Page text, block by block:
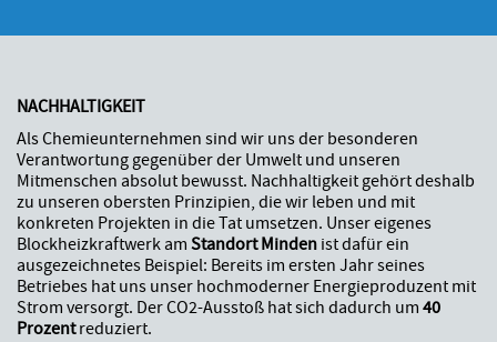
NACHHALTIGKEIT
Als Chemieunternehmen sind wir uns der besonderen
Verantwortung gegenüber der Umwelt und unseren
Mitmenschen absolut bewusst. Nachhaltigkeit gehört deshalb
zu unseren obersten Prinzipien, die wir leben und mit
konkreten Projekten in die Tat umsetzen. Unser eigenes
Blockheizkraftwerk am Standort Minden ist dafür ein
ausgezeichnetes Beispiel: Bereits im ersten Jahr seines
Betriebes hat uns unser hochmoderner Energieproduzent mit
Strom versorgt. Der CO2-Ausstoß hat sich dadurch um 40
Prozentreduziert.